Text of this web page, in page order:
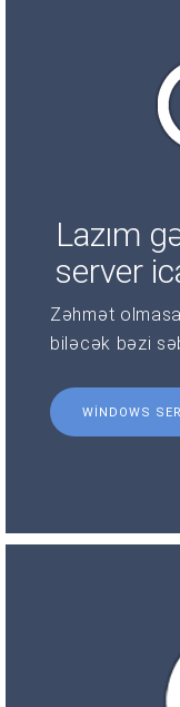
Lazım
server
Zəhmət
biləcək bəzi
WINDOWS